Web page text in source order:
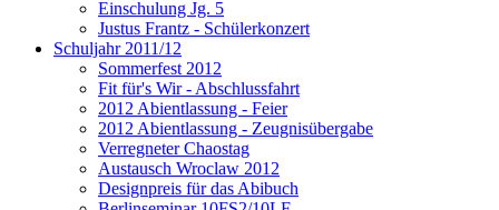
Einschulung Jg. 5
Justus Frantz - Schülerkonzert
Schuljahr 2011/12
Sommerfest 2012
Fit für's Wir - Abschlussfahrt
2012 Abientlassung - Feier
2012 Abientlassung - Zeugnisübergabe
Verregneter Chaostag
Austausch Wroclaw 2012
Designpreis für das Abibuch